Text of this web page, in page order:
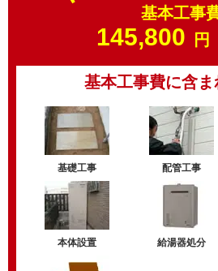
基本工事
145,800 円
基本工事費に含
基礎工事 配管工事
本体設置 給湯器処分